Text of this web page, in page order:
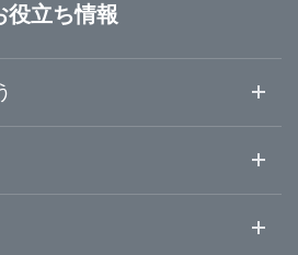
役立ち情報
バー